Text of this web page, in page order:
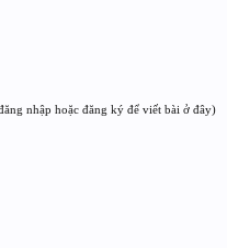
nhập hoặc đăng ký để viết bài ở đây)